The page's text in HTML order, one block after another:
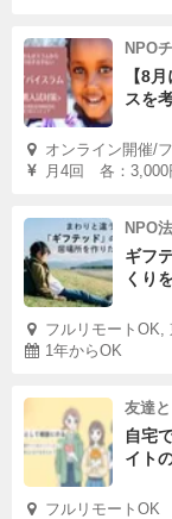
NPO
【8
スを
オンライン開催/
月4回 各：3,000
NPO
ギフ
くり
フルリモートOK,
1年からOK
友達
自宅
イト
フルリモートOK